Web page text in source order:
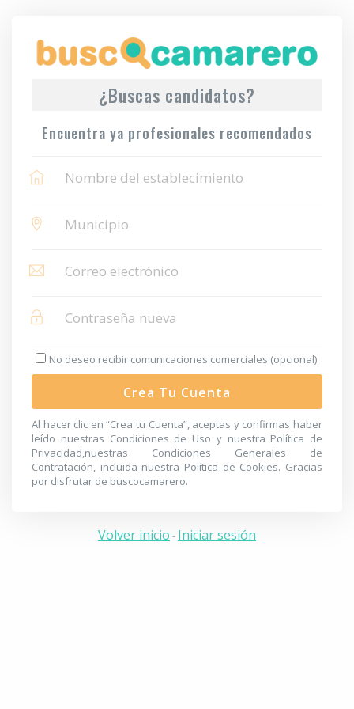
¿Buscas candidatos?
Encuentra ya profesionales recomendados
No deseo recibir comunicaciones comerciales (opcional).
Crea Tu Cuenta
Al hacer clic en “Crea tu Cuenta”, aceptas y confirmas haber
leído nuestras Condiciones de Uso y nuestra Política de
Privacidad,nuestras Condiciones Generales de
Contratación, incluida nuestra Política de Cookies. Gracias
por disfrutar de buscocamarero.
Volver inicio - Iniciar sesión